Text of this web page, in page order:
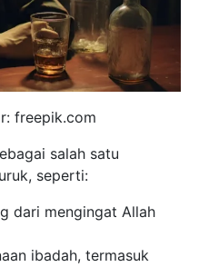
freepik.com
salah satu
seperti:
dari mengingat Allah
ibadah, termasuk